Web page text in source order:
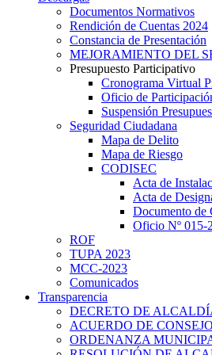
Documentos Normativos
Rendición de Cuentas 2024
Constancia de Presentación
MEJORAMIENTO DEL
Presupuesto Participativo
Cronograma Virtual
Oficio de
Suspensión
Seguridad Ciudadana
Mapa de Delito
Mapa de Riesgo
CODISEC
Acta de
Acta de
Documento de
Oficio Nº 015-
ROF
TUPA 2023
MCC-2023
Comunicados
Transparencia
DECRETO DE
ACUERDO DE CONSEJO
ORDENANZA